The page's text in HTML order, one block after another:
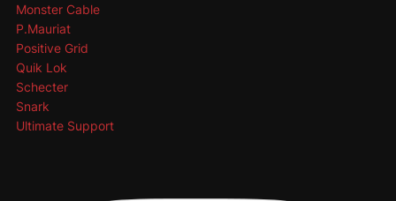
Monster Cable
P.Mauriat
Positive Grid
Quik Lok
Schecter
Snark
Ultimate Support